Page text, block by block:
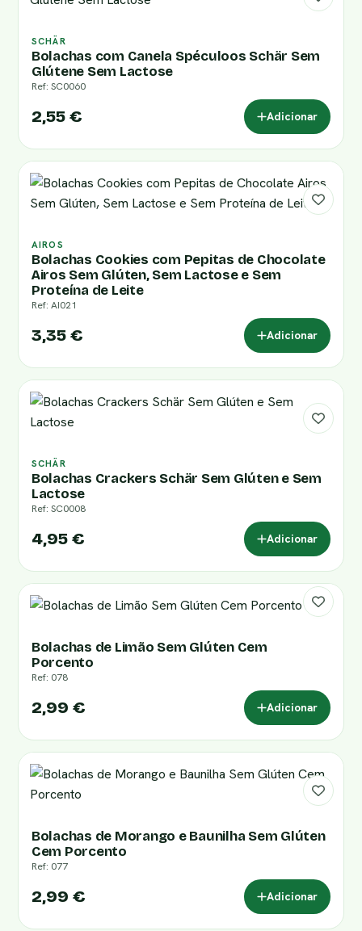
SCHÄR
Bolachas com Canela Spéculoos Schär Sem
Glútene Sem Lactose
Ref: SC0060
2,55 € Adicionar
AIROS
Bolachas Cookies com Pepitas de Chocolate
Airos Sem Glúten, Sem Lactose e Sem
Proteína de Leite
Ref: AI021
3,35 € Adicionar
SCHÄR
Bolachas Crackers Schär Sem Glúten e Sem
Lactose
Ref: SC0008
4,95 € Adicionar
Bolachas de Limão Sem Glúten Cem
Porcento
Ref: 078
2,99 € Adicionar
Bolachas de Morango e Baunilha Sem Glúten
Cem Porcento
Ref: 077
2,99 € Adicionar